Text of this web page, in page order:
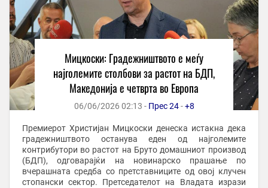
Мицкоски: Градежништвото е меѓу
најголемите столбови за растот на БДП,
Македонија е четврта во Европа
06/06/2026 02:13 - Прес 24-+8
Премиерот Христијан Мицкоски денеска истакна дека
градежништвото останува еден од најголемите
контрибутори во растот на Бруто домашниот производ
(БДП), одговарајќи на новинарско прашање по
вчерашната средба со претставниците од овој клучен
стопански сектор. Претседателот на Владата изрази